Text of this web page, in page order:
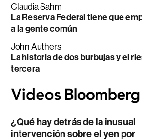
Claudia Sahm
La Reserva Federal tiene que
a la gente común
John Authers
La historia de dos burbujas y el
tercera
¿Qué hay detrás de la inusual
intervención sobre el yen por